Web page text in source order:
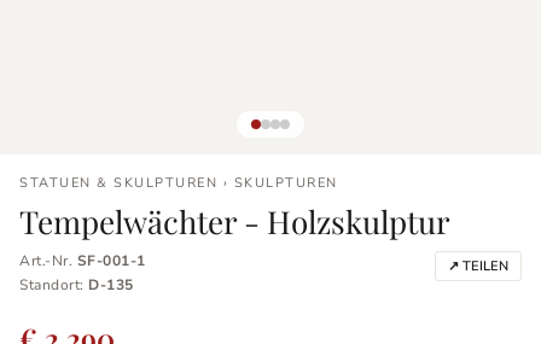
STATUEN & SKULPTUREN › SKULPTUREN
Tempelwächter - Holzskulptur
Art.-Nr. SF-001-1
Standort: D-135
↗ TEILEN